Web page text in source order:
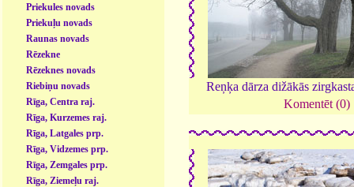
Priekules novads
Priekuļu novads
Raunas novads
Rēzekne
Rēzeknes novads
Riebiņu novads
Rīga, Centra raj.
Rīga, Kurzemes raj.
Rīga, Latgales prp.
Rīga, Vidzemes prp.
Rīga, Zemgales prp.
Rīga, Ziemeļu raj.
Reņķa dārza dižākās
Komentēt (0)